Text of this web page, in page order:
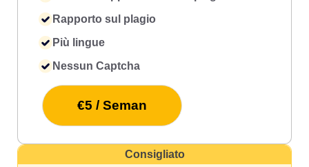
Rapporto sul plagio
Più lingue
Nessun Captcha
€5 / Seman
Consigliato